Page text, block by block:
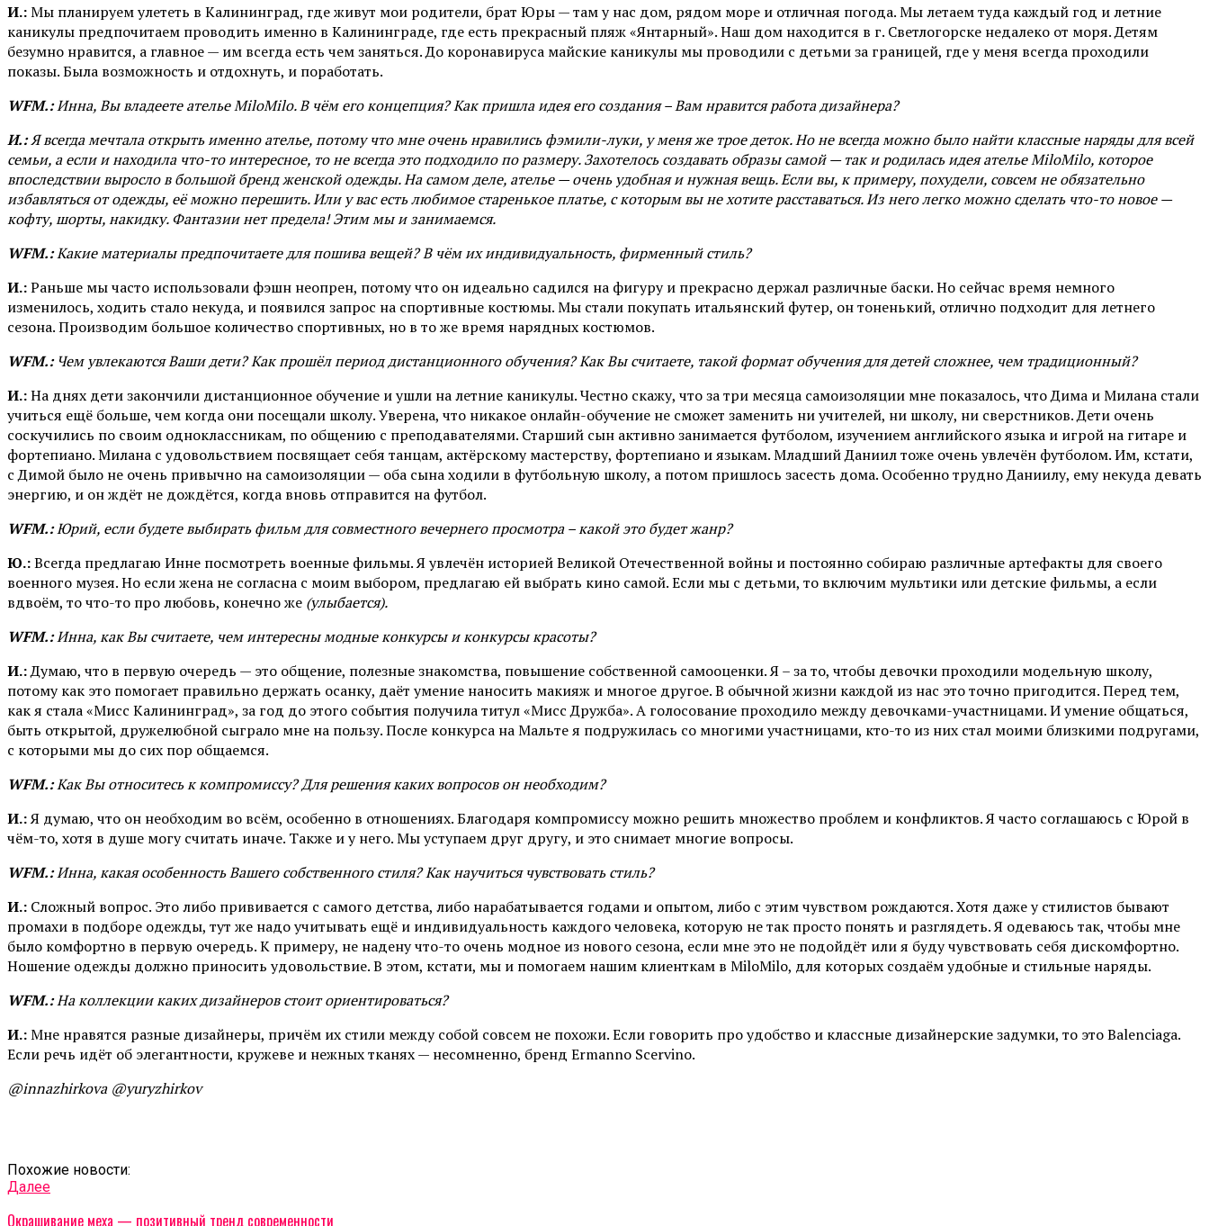
И.:Мы планируем улететь в Калининград, где живут мои родители, брат Юры — там у нас дом, рядом море и отличная погода. Мы летаем туда каждый год и летние
каникулы предпочитаем проводить именно в Калининграде, где есть прекрасный пляж «Янтарный». Наш дом находится в г. Светлогорске недалеко от моря. Детям
безумно нравится, а главное — им всегда есть чем заняться. До коронавируса майские каникулы мы проводили с детьми за границей, где у меня всегда проходили
показы. Была возможность и отдохнуть, и поработать.
WFM.:Инна, Вы владеете ателье MiloMilo. В чём его концепция? Как пришла идея его создания – Вам нравится работа дизайнера?
И.:Я всегда мечтала открыть именно ателье, потому что мне очень нравились фэмили-луки, у меня же трое деток. Но не всегда можно было найти классные наряды для всей
семьи, а если и находила что-то интересное, то не всегда это подходило по размеру. Захотелось создавать образы самой — так и родилась идея ателье MiloMilo, которое
впоследствии выросло в большой бренд женской одежды. На самом деле, ателье — очень удобная и нужная вещь. Если вы, к примеру, похудели, совсем не обязательно
избавляться от одежды, её можно перешить. Или у вас есть любимое старенькое платье, с которым вы не хотите расставаться. Из него легко можно сделать что-то новое —
кофту, шорты, накидку. Фантазии нет предела! Этим мы и занимаемся.
WFM.:Какие материалы предпочитаете для пошива вещей? В чём их индивидуальность, фирменный стиль?
И.:Раньше мы часто использовали фэшн неопрен, потому что он идеально садился на фигуру и прекрасно держал различные баски. Но сейчас время немного
изменилось, ходить стало некуда, и появился запрос на спортивные костюмы. Мы стали покупать итальянский футер, он тоненький, отлично подходит для летнего
сезона. Производим большое количество спортивных, но в то же время нарядных костюмов.
WFM.: Чем увлекаются Ваши дети? Как прошёл период дистанционного обучения? Как Вы считаете, такой формат обучения для детей сложнее, чем традиционный?
И.:На днях дети закончили дистанционное обучение и ушли на летние каникулы. Честно скажу, что за три месяца самоизоляции мне показалось, что Дима и Милана стали
учиться ещё больше, чем когда они посещали школу. Уверена, что никакое онлайн-обучение не сможет заменить ни учителей, ни школу, ни сверстников. Дети очень
соскучились по своим одноклассникам, по общению с преподавателями. Старший сын активно занимается футболом, изучением английского языка и игрой на гитаре и
фортепиано. Милана с удовольствием посвящает себя танцам, актёрскому мастерству, фортепиано и языкам. Младший Даниил тоже очень увлечён футболом. Им, кстати,
с Димой было не очень привычно на самоизоляции — оба сына ходили в футбольную школу, а потом пришлось засесть дома. Особенно трудно Даниилу, ему некуда девать
энергию, и он ждёт не дождётся, когда вновь отправится на футбол.
WFM.:Юрий, если будете выбирать фильм для совместного вечернего просмотра – какой это будет жанр?
Ю.:Всегда предлагаю Инне посмотреть военные фильмы. Я увлечён историей Великой Отечественной войны и постоянно собираю различные артефакты для своего
военного музея. Но если жена не согласна с моим выбором, предлагаю ей выбрать кино самой. Если мы с детьми, то включим мультики или детские фильмы, а если
вдвоём, то что-то про любовь, конечно же (улыбается).
WFM.:Инна, как Вы считаете, чем интересны модные конкурсы и конкурсы красоты?
И.:Думаю, что в первую очередь — это общение, полезные знакомства, повышение собственной самооценки. Я – за то, чтобы девочки проходили модельную школу,
потому как это помогает правильно держать осанку, даёт умение наносить макияж и многое другое. В обычной жизни каждой из нас это точно пригодится. Перед тем,
как я стала «Мисс Калининград», за год до этого события получила титул «Мисс Дружба». А голосование проходило между девочками-участницами. И умение общаться,
быть открытой, дружелюбной сыграло мне на пользу. После конкурса на Мальте я подружилась со многими участницами, кто-то из них стал моими близкими подругами,
с которыми мы до сих пор общаемся.
WFM.:Как Вы относитесь к компромиссу? Для решения каких вопросов он необходим?
И.:Я думаю, что он необходим во всём, особенно в отношениях. Благодаря компромиссу можно решить множество проблем и конфликтов. Я часто соглашаюсь с Юрой в
чём-то, хотя в душе могу считать иначе. Также и у него. Мы уступаем друг другу, и это снимает многие вопросы.
WFM.:Инна, какая особенность Вашего собственного стиля? Как научиться чувствовать стиль?
И.: Сложный вопрос. Это либо прививается с самого детства, либо нарабатывается годами и опытом, либо с этим чувством рождаются. Хотя даже у стилистов бывают
промахи в подборе одежды, тут же надо учитывать ещё и индивидуальность каждого человека, которую не так просто понять и разглядеть. Я одеваюсь так, чтобы мне
было комфортно в первую очередь. К примеру, не надену что-то очень модное из нового сезона, если мне это не подойдёт или я буду чувствовать себя дискомфортно.
Ношение одежды должно приносить удовольствие. В этом, кстати, мы и помогаем нашим клиенткам в MiloMilo, для которых создаём удобные и стильные наряды.
WFM.:На коллекции каких дизайнеров стоит ориентироваться?
И.:Мне нравятся разные дизайнеры, причём их стили между собой совсем не похожи. Если говорить про удобство и классные дизайнерские задумки, то это Balenciaga.
Если речь идёт об элегантности, кружеве и нежных тканях — несомненно, бренд Ermanno Scervino.
@innazhirkova @yuryzhirkov
Похожие новости:
Далее
Окрашивание меха — позитивный тренд современности